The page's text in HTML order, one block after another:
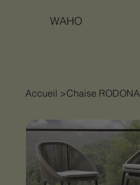
WAHO
Accueil >Chaise RODONA